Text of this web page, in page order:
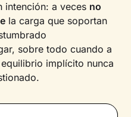
intención: a veces no
la carga que soportan
sobre todo cuando a
implícito nunca